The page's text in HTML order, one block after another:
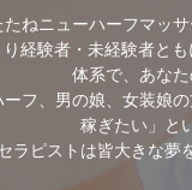
たねニューハーフマッ
経験者・未経験者と
体系で、あな
フ、男の娘、女装娘
稼ぎたい」と
ラピストは皆大きな夢